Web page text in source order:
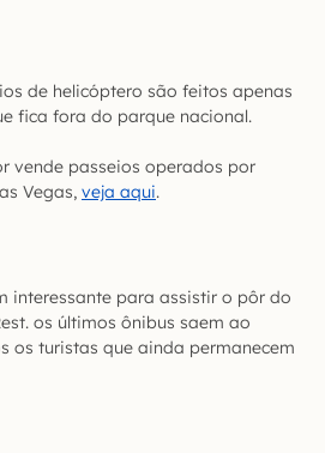
de helicóptero são feitos apenas
fica fora do parque nacional.
vende passeios operados por
Vegas, veja aqui.
interessante para assistir o pôr do
os últimos ônibus saem ao
os turistas que ainda permanecem